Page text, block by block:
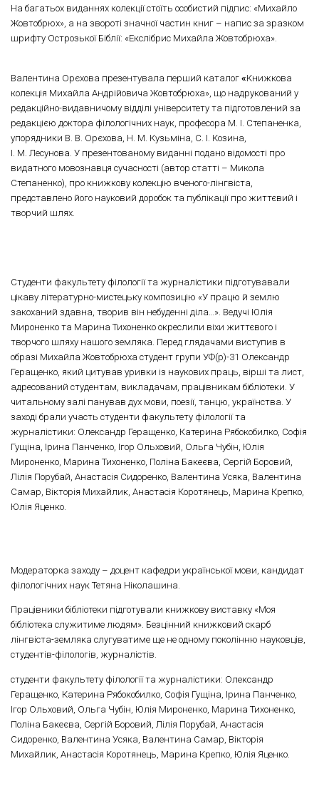
На багатьох виданнях колекції стоїть особистий підпис: «Михайло
Жовтобрюх», а на звороті значної частин книг – напис за зразком
шрифту Острозької Біблії: «Екслібрис Михайла Жовтобрюха».
Валентина Орєхова презентувала перший каталог «Книжкова
колекція Михайла Андрійовича Жовтобрюха», що надрукований у
редакційно-видавничому відділі університету та підготовлений за
редакцією доктора філологічних наук, професора М. І. Степаненка,
упорядники В. В. Орєхова, Н. М. Кузьміна, С. І. Козина,
І. М. Лесунова. У презентованому виданні подано відомості про
видатного мовознавця сучасності (автор статті – Микола
Степаненко), про книжкову колекцію вченого-лінгвіста,
представлено його науковий доробок та публікації про життєвий і
творчий шлях.
Студенти факультету філології та журналістики підготувавали
цікаву літературно-мистецьку композицію «У працю й землю
закоханий здавна, творив він небуденні діла…». Ведучі Юлія
Мироненко та Марина Тихоненко окреслили віхи життєвого і
творчого шляху нашого земляка. Перед глядачами виступив в
образі Михайла Жовтобрюха студент групи УФ(р)-31 Олександр
Геращенко, який цитував уривки із наукових праць, вірші та лист,
адресований студентам, викладачам, працівникам бібліотеки. У
читальному залі панував дух мови, поезії, танцю, українства. У
заході брали участь студенти факультету філології та
журналістики: Олександр Геращенко, Катерина Рябокобилко, Софія
Гущіна, Ірина Панченко, Ігор Ольховий, Ольга Чубін, Юлія
Мироненко, Марина Тихоненко, Поліна Бакеєва, Сергій Боровий,
Лілія Порубай, Анастасія Сидоренко, Валентина Усяка, Валентина
Самар, Вікторія Михайлик, Анастасія Коротянець, Марина Крепко,
Юлія Яценко.
Модераторка заходу – доцент кафедри української мови, кандидат
філологічних наук Тетяна Ніколашина.
Працівники бібліотеки підготували книжкову виставку «Моя
бібліотека служитиме людям». Безцінний книжковий скарб
лінгвіста-земляка слугуватиме ще не одному поколінню науковців,
студентів-філологів, журналістів.
студенти факультету філології та журналістики: Олександр
Геращенко, Катерина Рябокобилко, Софія Гущіна, Ірина Панченко,
Ігор Ольховий, Ольга Чубін, Юлія Мироненко, Марина Тихоненко,
Поліна Бакеєва, Сергій Боровий, Лілія Порубай, Анастасія
Сидоренко, Валентина Усяка, Валентина Самар, Вікторія
Михайлик, Анастасія Коротянець, Марина Крепко, Юлія Яценко.